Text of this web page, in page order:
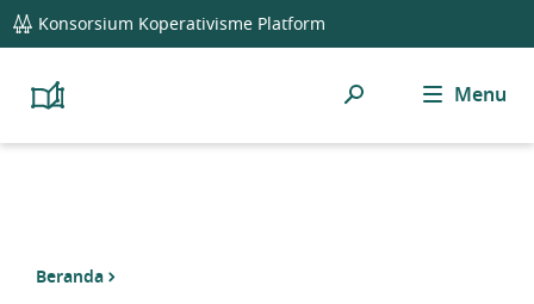
global
navigation
Konsorsium Koperativisme Platform
Platform
Resource
Cari Menu
Beranda